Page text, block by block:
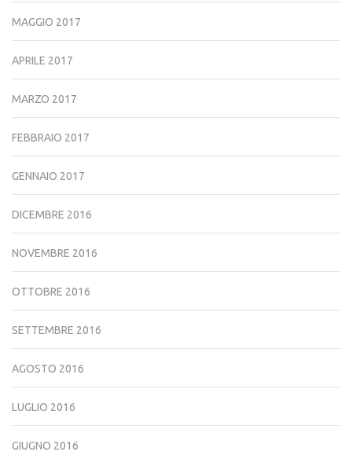
MAGGIO 2017
APRILE 2017
MARZO 2017
FEBBRAIO 2017
GENNAIO 2017
DICEMBRE 2016
NOVEMBRE 2016
OTTOBRE 2016
SETTEMBRE 2016
AGOSTO 2016
LUGLIO 2016
GIUGNO 2016